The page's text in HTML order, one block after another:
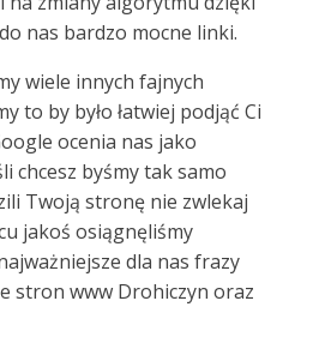
nas bardzo mocne linki.
wiele innych fajnych
to by było łatwiej podjąć Ci
ocenia nas jako
chcesz byśmy tak samo
Twoją stronę nie zwlekaj
jakoś osiągnęliśmy
dla nas frazy
stron www Drohiczyn oraz